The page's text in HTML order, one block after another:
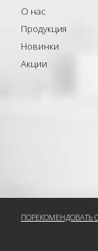
О нас
Продукция
Новинки
Акции
ПОРЕКОМЕНДОВАТЬ